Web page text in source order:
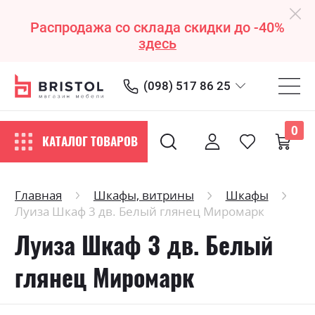
Распродажа со склада скидки до -40%
здесь
(098) 517 86 25
КАТАЛОГ ТОВАРОВ
0
Главная Шкафы, витрины
Шкафы
Луиза Шкаф 3 дв. Белый глянец Миромарк
Луиза Шкаф 3 дв. Белый
глянец Миромарк